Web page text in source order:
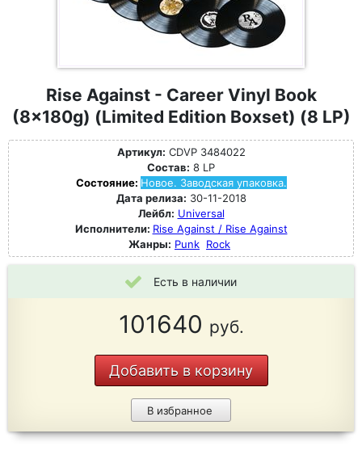
Rise Against - Career Vinyl Book
(8x180g) (Limited Edition Boxset) (8 LP)
Артикул: CDVP 3484022
Состав: 8 LP
Состояние: Новое. Заводская упаковка.
Дата релиза: 30-11-2018
Лейбл: Universal
Исполнители: Rise Against / Rise Against
Жанры: Punk Rock
Есть в наличии
101640 руб.
Добавить в корзину
В избранное